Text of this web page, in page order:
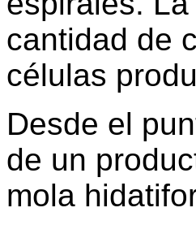
cantidad de
células
Desde el
de un
mola